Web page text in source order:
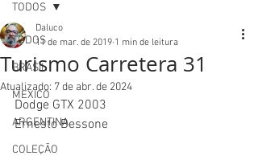
TODOS
BRASIL
MEXICO
ARGENTINA
COLEÇÃO
TODOS
Turismo Carretera 31
Daluco
11 de mar. de 2019 1 min de leitura
Atualizado: 7 de abr. de 2024
Dodge GTX 2003
Ernesto Bessone